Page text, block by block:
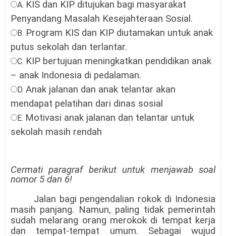
A. KIS dan KIP ditujukan bagi masyarakat
Penyandang Masalah Kesejahteraan Sosial.
B. Program KIS dan KIP diutamakan untuk anak
putus sekolah dan terlantar.
C. KIP bertujuan meningkatkan pendidikan anak
– anak Indonesia di pedalaman.
D. Anak jalanan dan anak telantar akan
mendapat pelatihan dari dinas sosial
E. Motivasi anak jalanan dan telantar untuk
sekolah masih rendah
Cermati paragraf berikut untuk menjawab soal
nomor 5 dan 6!
Jalan bagi pengendalian rokok di Indonesia
masih panjang. Namun, paling tidak pemerintah
sudah melarang orang merokok di tempat kerja
dan tempat-tempat umum. Sebagai wujud